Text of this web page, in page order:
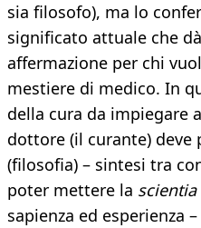
sia filosofo), ma lo
significato attuale che
affermazione per chi
mestiere di medico. In
della cura da impiegare
dottore (il curante) deve
(filosofia) – sintesi tra
poter mettere la scientia
sapienza ed esperienza